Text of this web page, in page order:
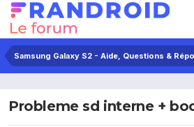
Samsung Galaxy S2 - Aide, Questions &
Probleme sd interne +